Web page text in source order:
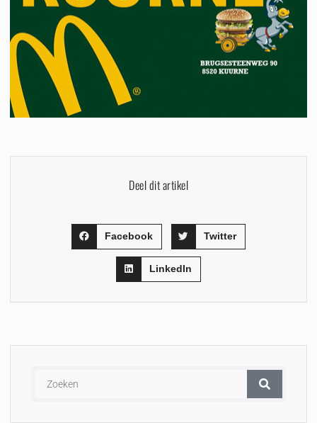
Deel dit artikel
Facebook Twitter
LinkedIn